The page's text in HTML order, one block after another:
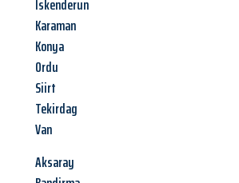
Iskenderun
Karaman
Konya
Ordu
Siirt
Tekirdag
Van
Aksaray